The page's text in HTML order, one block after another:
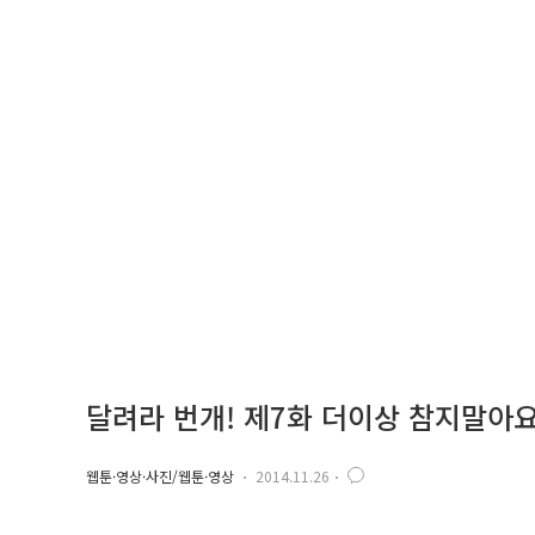
달려라 번개! 제7화 더이상 참지말아
웹툰·영상·사진/웹툰·영상 2014.11.26